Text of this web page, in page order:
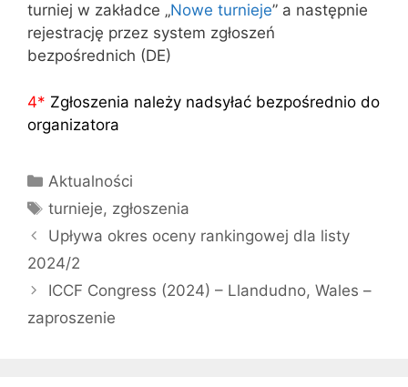
turniej w zakładce „Nowe turnieje” a następnie
rejestrację przez system zgłoszeń
bezpośrednich (DE)
4* Zgłoszenia należy nadsyłać bezpośrednio do
organizatora
Kategorie
Aktualności
Tagi
turnieje, zgłoszenia
Upływa okres oceny rankingowej dla listy
2024/2
ICCF Congress (2024) – Llandudno, Wales –
zaproszenie